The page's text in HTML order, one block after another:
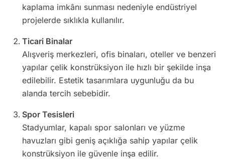
kaplama imkânı sunması nedeniyle endüstriyel
projelerde sıklıkla kullanılır.
Ticari Binalar
Alışveriş merkezleri, ofis binaları, oteller ve benzeri
yapılar çelik konstrüksiyon ile hızlı bir şekilde inşa
edilebilir. Estetik tasarımlara uygunluğu da bu
alanda tercih sebebidir.
Spor Tesisleri
Stadyumlar, kapalı spor salonları ve yüzme
havuzları gibi geniş açıklığa sahip yapılar çelik
konstrüksiyon ile güvenle inşa edilir.